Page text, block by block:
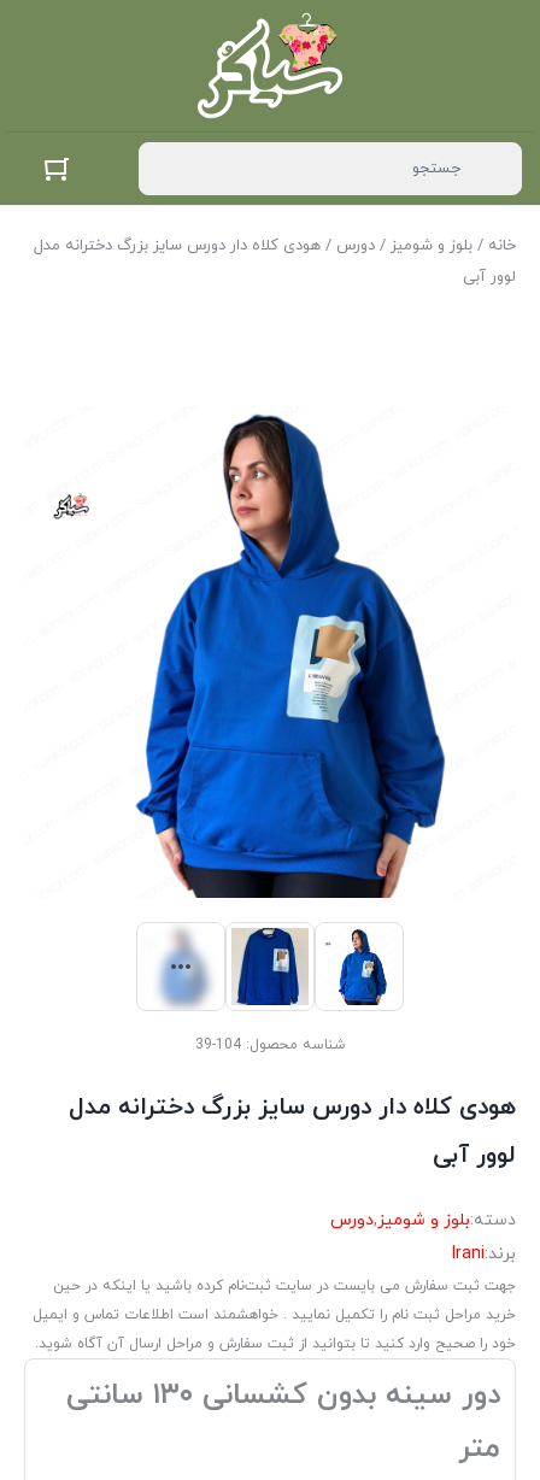
خانه / بلوز و شومیز / دورس / هودی کلاه دار دورس سایز بزرگ دخترانه مدل
لوور آبی
شناسه محصول:104-39
هودی کلاه دار دورس سایز بزرگ دخترانه مدل
لوور آبی
دسته:بلوز و شومیز,دورس
برند:Irani
جهت ثبت سفارش می بایست در سایت ثبت‌نام کرده باشید یا اینکه در حین
خرید مراحل ثبت نام را تکمیل نمایید . خواهشمند است اطلاعات تماس و ایمیل
خود را صحیح وارد کنید تا بتوانید از ثبت سفارش و مراحل ارسال آن آگاه شوید.
دور سینه بدون کشسانی ۱۳۰ سانتی
متر